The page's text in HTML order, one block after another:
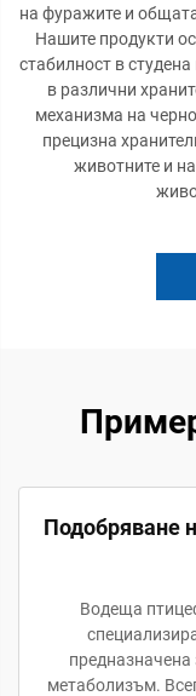
на фуражите и
Нашите продукти
стабилност в
в различни
механизма на
прецизна
животните и
Подобряване
Водеща
метаболизъм.